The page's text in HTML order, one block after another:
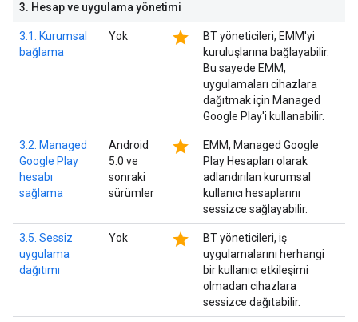
3. Hesap ve uygulama yönetimi
3.1. Kurumsal
bağlama
Yok star
BT yöneticileri, EMM'yi
kuruluşlarına bağlayabilir.
Bu sayede EMM,
uygulamaları cihazlara
dağıtmak için Managed
Google Play'i kullanabilir.
3.2. Managed
Google Play
hesabı
sağlama
Android
5.0 ve
sonraki
sürümler
star
EMM, Managed Google
Play Hesapları olarak
adlandırılan kurumsal
kullanıcı hesaplarını
sessizce sağlayabilir.
3.5. Sessiz
uygulama
dağıtımı
Yok star
BT yöneticileri, iş
uygulamalarını herhangi
bir kullanıcı etkileşimi
olmadan cihazlara
sessizce dağıtabilir.